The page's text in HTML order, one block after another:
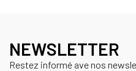
NEWSLETTER
Restez informé ave nos